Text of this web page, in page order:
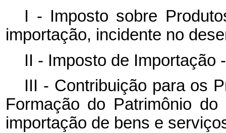
I - Imposto sobre
importação, incidente no
II - Imposto de Importação
III - Contribuição para os
Formação do Patrimônio
importação de bens e